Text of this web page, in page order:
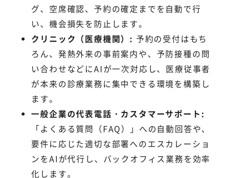
グ、空席確認、予約の確定までを自動で行
い、機会損失を防止します。
クリニック（医療機関）: 予約の受付はもち
ろん、発熱外来の事前案内や、予防接種の問
い合わせなどにAIが一次対応し、医療従事者
が本来の診療業務に集中できる環境を構築し
ます。
一般企業の代表電話・カスタマーサポート:
「よくある質問（FAQ）」への自動回答や、
要件に応じた適切な部署へのエスカレーショ
ンをAIが代行し、バックオフィス業務を効率
化します。